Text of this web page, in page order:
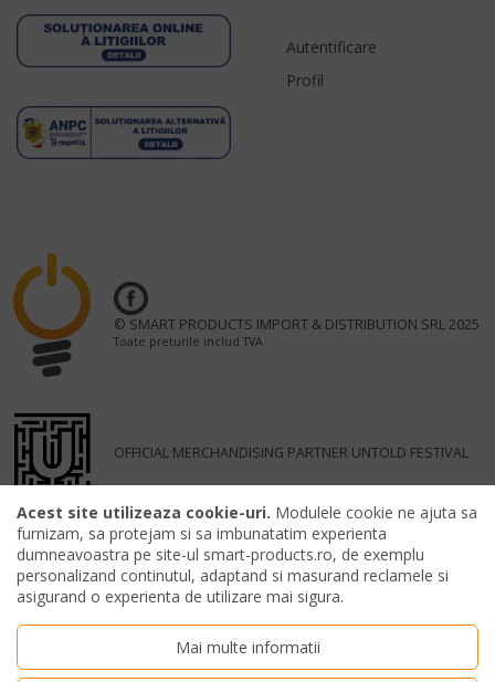
Autentificare
Profil
© SMART PRODUCTS IMPORT & DISTRIBUTION SRL 2025
Toate preturile includ TVA
OFFICIAL MERCHANDISING PARTNER UNTOLD FESTIVAL
Acest site utilizeaza cookie-uri. Modulele cookie ne ajuta sa
furnizam, sa protejam si sa imbunatatim experienta
dumneavoastra pe site-ul smart-products.ro, de exemplu
personalizand continutul, adaptand si masurand reclamele si
asigurand o experienta de utilizare mai sigura.
Mai multe informatii